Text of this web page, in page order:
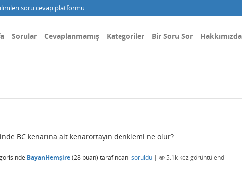
soru cevap platformu
Sorular Cevaplanmamış Kategoriler Bir Soru Sor Hakkımızda
BC kenarına ait kenarortayın denklemi ne olur?
BayanHemşire(28 puan) tarafından soruldu | 5.1k kez görüntülendi